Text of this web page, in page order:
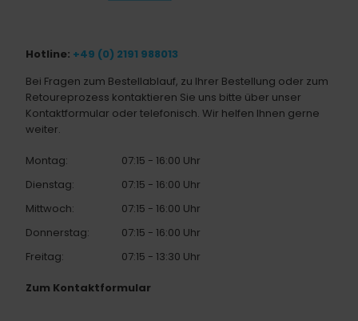
Hotline: +49 (0) 2191 988013
Bei Fragen zum Bestellablauf, zu Ihrer Bestellung oder zum
Retoureprozess kontaktieren Sie uns bitte über unser
Kontaktformular oder telefonisch. Wir helfen Ihnen gerne
weiter.
Montag:
07:15 - 16:00 Uhr
Dienstag:
07:15 - 16:00 Uhr
Mittwoch:
07:15 - 16:00 Uhr
Donnerstag:
07:15 - 16:00 Uhr
Freitag:
07:15 - 13:30 Uhr
Zum Kontaktformular